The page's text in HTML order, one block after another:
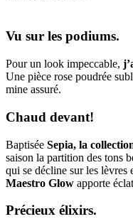
Vu sur les podiums.
Pour un look impeccable,
Une pièce rose poudrée
mine assuré.
Chaud devant!
Baptisée Sepia, la
saison la partition des tons
qui se décline sur les lèvres
Maestro Glow apporte
Précieux élixirs.